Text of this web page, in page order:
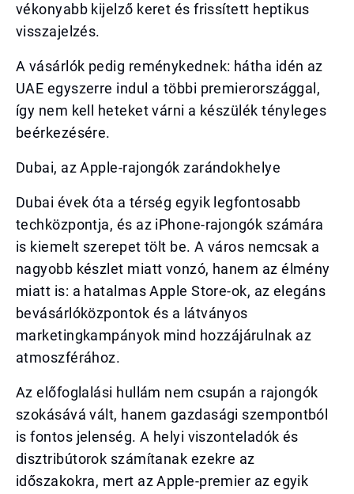
vékonyabb kijelző keret és frissített heptikus
visszajelzés.
A vásárlók pedig reménykednek: hátha idén az
UAE egyszerre indul a többi premierországgal,
így nem kell heteket várni a készülék tényleges
beérkezésére.
Dubai, az Apple-rajongók zarándokhelye
Dubai évek óta a térség egyik legfontosabb
techközpontja, és az iPhone-rajongók számára
is kiemelt szerepet tölt be. A város nemcsak a
nagyobb készlet miatt vonzó, hanem az élmény
miatt is: a hatalmas Apple Store-ok, az elegáns
bevásárlóközpontok és a látványos
marketingkampányok mind hozzájárulnak az
atmoszférához.
Az előfoglalási hullám nem csupán a rajongók
szokásává vált, hanem gazdasági szempontból
is fontos jelenség. A helyi viszonteladók és
disztribútorok számítanak ezekre az
időszakokra, mert az Apple-premier az egyik